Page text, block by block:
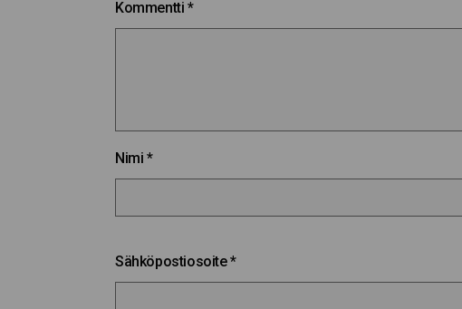
Kommentti *
Nimi *
Sähköpostiosoite*